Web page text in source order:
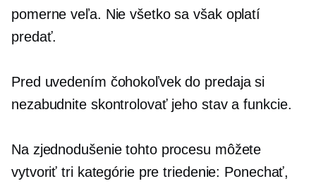
pomerne veľa. Nie všetko sa však oplatí
predať.
Pred uvedením čohokoľvek do predaja si
nezabudnite skontrolovať jeho stav a funkcie.
Na zjednodušenie tohto procesu môžete
vytvoriť tri kategórie pre triedenie: Ponechať,